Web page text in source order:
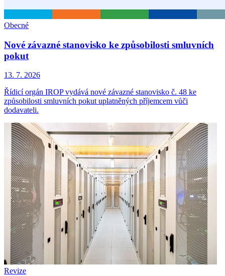
Obecné
Nové závazné stanovisko ke způsobilosti smluvních
pokut
13. 7. 2026
Řídicí orgán IROP vydává nové závazné stanovisko č. 48 ke
způsobilosti smluvních pokut uplatněných příjemcem vůči
dodavateli.
Revize